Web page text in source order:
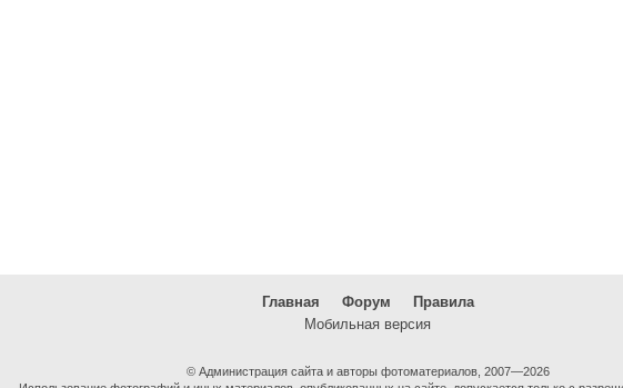
Главная Форум
Правила
Мобильная версия
© Администрация сайта и авторы фотоматериалов, 2007—2026